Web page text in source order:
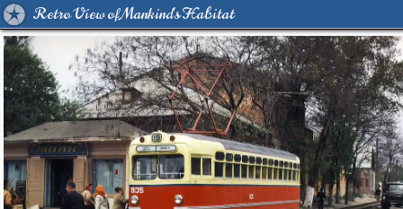
Retro View of Mankind's Habitat